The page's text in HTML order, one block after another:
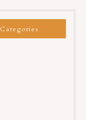
Categories